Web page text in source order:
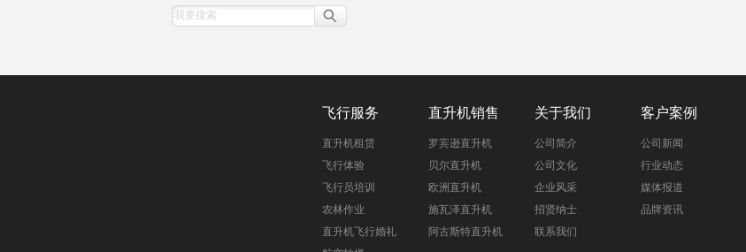
飞行服务
直升机租赁
飞行体验
飞行员培训
农林作业
直升机飞行婚礼
直升机销售
罗宾逊直升机
贝尔直升机
欧洲直升机
施瓦泽直升机
阿古斯特直升机
关于我们
公司简介
公司文化
企业风采
招贤纳士
联系我们
客户案例
公司新闻
行业动态
媒体报道
品牌资讯